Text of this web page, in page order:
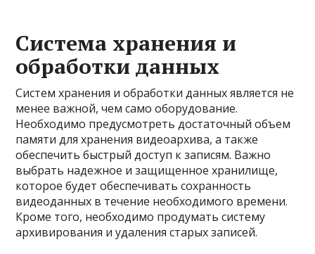
Система хранения и
обработки данных
Систем хранения и обработки данных является не
менее важной, чем само оборудование.
Необходимо предусмотреть достаточный объем
памяти для хранения видеоархива, а также
обеспечить быстрый доступ к записям. Важно
выбрать надежное и защищенное хранилище,
которое будет обеспечивать сохранность
видеоданных в течение необходимого времени.
Кроме того, необходимо продумать систему
архивирования и удаления старых записей.